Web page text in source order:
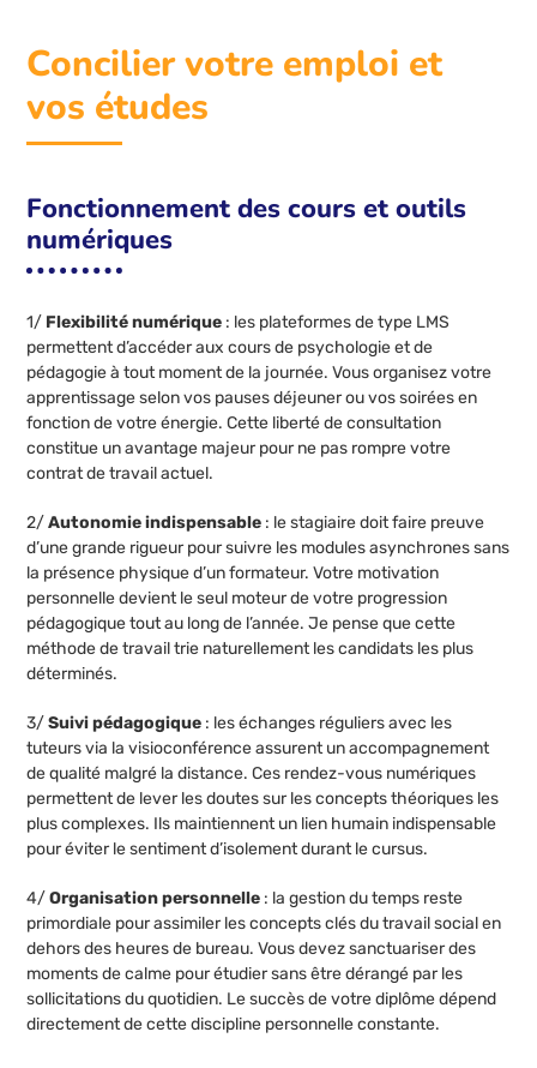
Concilier votre emploi et
vos études
Fonctionnement des cours et outils
numériques
1/ Flexibilité numérique : les plateformes de type LMS
permettent d’accéder aux cours de psychologie et de
pédagogie à tout moment de la journée. Vous organisez votre
apprentissage selon vos pauses déjeuner ou vos soirées en
fonction de votre énergie. Cette liberté de consultation
constitue un avantage majeur pour ne pas rompre votre
contrat de travail actuel.
2/Autonomie indispensable : le stagiaire doit faire preuve
d’une grande rigueur pour suivre les modules asynchrones sans
la présence physique d’un formateur. Votre motivation
personnelle devient le seul moteur de votre progression
pédagogique tout au long de l’année. Je pense que cette
méthode de travail trie naturellement les candidats les plus
déterminés.
3/Suivi pédagogique : les échanges réguliers avec les
tuteurs via la visioconférence assurent un accompagnement
de qualité malgré la distance. Ces rendez-vous numériques
permettent de lever les doutes sur les concepts théoriques les
plus complexes. Ils maintiennent un lien humain indispensable
pour éviter le sentiment d’isolement durant le cursus.
4/Organisation personnelle : la gestion du temps reste
primordiale pour assimiler les concepts clés du travail social en
dehors des heures de bureau. Vous devez sanctuariser des
moments de calme pour étudier sans être dérangé par les
sollicitations du quotidien. Le succès de votre diplôme dépend
directement de cette discipline personnelle constante.